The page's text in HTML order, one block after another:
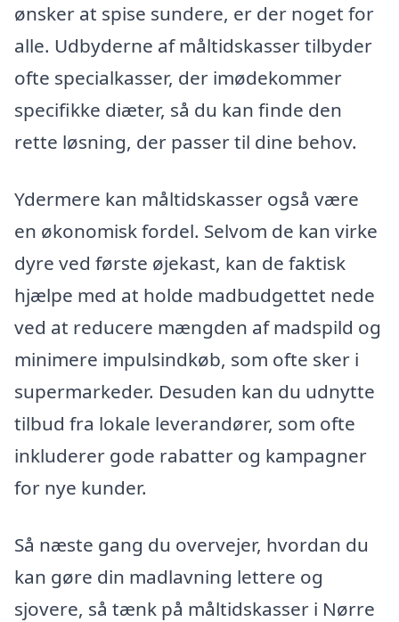
ønsker at spise sundere, er der noget for
alle. Udbyderne af måltidskasser tilbyder
ofte specialkasser, der imødekommer
specifikke diæter, så du kan finde den
rette løsning, der passer til dine behov.
Ydermere kan måltidskasser også være
en økonomisk fordel. Selvom de kan virke
dyre ved første øjekast, kan de faktisk
hjælpe med at holde madbudgettet nede
ved at reducere mængden af madspild og
minimere impulsindkøb, som ofte sker i
supermarkeder. Desuden kan du udnytte
tilbud fra lokale leverandører, som ofte
inkluderer gode rabatter og kampagner
for nye kunder.
Så næste gang du overvejer, hvordan du
kan gøre din madlavning lettere og
sjovere, så tænk på måltidskasser i Nørre